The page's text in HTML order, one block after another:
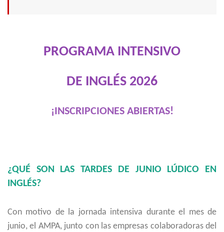
PROGRAMA INTENSIVO
DE INGLÉS 2026
¡INSCRIPCIONES ABIERTAS!
¿QUÉ SON LAS TARDES DE JUNIO LÚDICO EN
INGLÉS?
Con motivo de la jornada intensiva durante el mes de
junio, el AMPA, junto con las empresas colaboradoras del